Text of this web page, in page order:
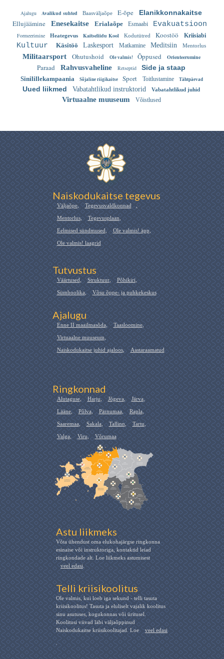
Ajalugu Avalikud suhted Baasväljaõpe E-õpe Elanikkonnakaitse
Ellujäämine Enesekaitse Erialaõpe Esmaabi Evakuatsioon
Formeerimine Heategevus Kaitseliidu Kool Kodutütred Koostöö Kriisiabi
Kultuur Käsitöö Laskesport Matkamine Meditsiin Mentorlus
Militaarsport Ohutushoid Ole valmis! Õppused Orienteerumine
Paraad Rahvusvaheline Retseptid Side ja staap
Sinilillekampaania Sõjaline riigikaitse Sport Toitlustamine Tähtpäevad
Uued liikmed Vabatahtlikud instruktorid Vabatahtlikud juhid
Virtuaalne muuseum Võistlused
Naiskodukaitse tegevus
Väljaõpe, Tegevusvaldkonnad ,
Mentorlus, Tegevusplaan,
Eelmised sündmused, Ole valmis! äpp,
Ole valmis! laagrid
Tutvustus
Väärtused, Struktuur, Põhikiri,
Sümboolika, Võsu õppe- ja puhkekeskus
Ajalugu
Enne II maailmasõda, Taasloomine,
Virtuaalne muuseum,
Naiskodukaitse juhid ajaloos, Aastaraamatud
Ringkonnad
Alutaguse, Harju, Jõgeva, Järva,
Lääne, Põlva, Pärnumaa, Rapla,
Saaremaa, Sakala, Tallinn, Tartu,
Valga, Viru, Võrumaa
Astu liikmeks
Võta ühendust oma elukohajärgse ringkonna
esinaise või instruktoriga, kontaktid leiad
ringkondade alt. Loe liikmeks astumisest
veel edasi.
Telli kriisikoolitus
Ole valmis, kui loeb iga sekund - telli tasuta
kriisikoolitus! Tasuta ja eluliselt vajalik koolitus
sinu asutuses, kogukonnas või üritusel.
Koolitusi viivad läbi väljaõppinud
Naiskodukaitse kriisikoolitajad. Loe
veel edasi
.